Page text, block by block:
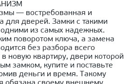
— востребованная и
для дверей. Замки с такими
одними из самых надежных.
поворотом ключа, а замена
без разбора всего
новую квартиру, двери которой
замком, купите и поставьте
деньги и время. Такому